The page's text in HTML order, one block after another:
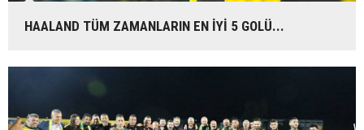
HAALAND TÜM ZAMANLARIN EN İYİ 5 GOLÜ...